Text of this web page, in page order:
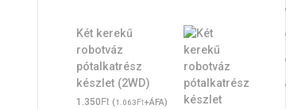
Két kerekű
robotváz
pótalkatrész
készlet (2WD)
1.350Ft (1.063Ft+ÁFA)